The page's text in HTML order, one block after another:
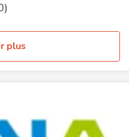
plus